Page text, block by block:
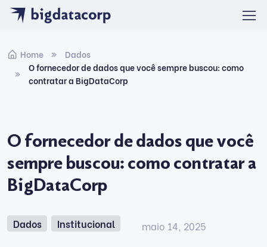
Skip to navigation
Skip to content
Home
Dados
O fornecedor de dados que você sempre buscou: como
contratar a BigDataCorp
O fornecedor de dados que você
sempre buscou: como contratar a
BigDataCorp
Dados Institucional maio 14, 2025